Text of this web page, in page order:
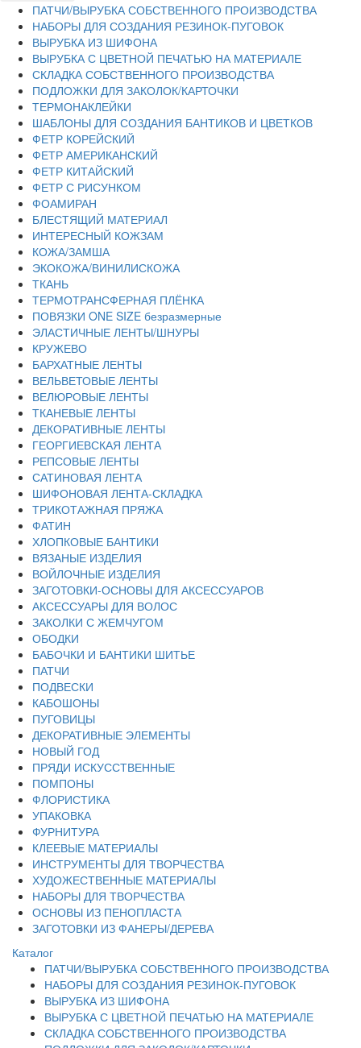
ПАТЧИ/ВЫРУБКА СОБСТВЕННОГО ПРОИЗВОДСТВА
НАБОРЫ ДЛЯ СОЗДАНИЯ РЕЗИНОК-ПУГОВОК
ВЫРУБКА ИЗ ШИФОНА
ВЫРУБКА С ЦВЕТНОЙ ПЕЧАТЬЮ НА МАТЕРИАЛЕ
СКЛАДКА СОБСТВЕННОГО ПРОИЗВОДСТВА
ПОДЛОЖКИ ДЛЯ ЗАКОЛОК/КАРТОЧКИ
ТЕРМОНАКЛЕЙКИ
ШАБЛОНЫ ДЛЯ СОЗДАНИЯ БАНТИКОВ И ЦВЕТКОВ
ФЕТР КОРЕЙСКИЙ
ФЕТР АМЕРИКАНСКИЙ
ФЕТР КИТАЙСКИЙ
ФЕТР С РИСУНКОМ
ФОАМИРАН
БЛЕСТЯЩИЙ МАТЕРИАЛ
ИНТЕРЕСНЫЙ КОЖЗАМ
КОЖА/ЗАМША
ЭКОКОЖА/ВИНИЛИСКОЖА
ТКАНЬ
ТЕРМОТРАНСФЕРНАЯ ПЛЁНКА
ПОВЯЗКИ ONE SIZE безразмерные
ЭЛАСТИЧНЫЕ ЛЕНТЫ/ШНУРЫ
КРУЖЕВО
БАРХАТНЫЕ ЛЕНТЫ
ВЕЛЬВЕТОВЫЕ ЛЕНТЫ
ВЕЛЮРОВЫЕ ЛЕНТЫ
ТКАНЕВЫЕ ЛЕНТЫ
ДЕКОРАТИВНЫЕ ЛЕНТЫ
ГЕОРГИЕВСКАЯ ЛЕНТА
РЕПСОВЫЕ ЛЕНТЫ
САТИНОВАЯ ЛЕНТА
ШИФОНОВАЯ ЛЕНТА-СКЛАДКА
ТРИКОТАЖНАЯ ПРЯЖА
ФАТИН
ХЛОПКОВЫЕ БАНТИКИ
ВЯЗАНЫЕ ИЗДЕЛИЯ
ВОЙЛОЧНЫЕ ИЗДЕЛИЯ
ЗАГОТОВКИ-ОСНОВЫ ДЛЯ АКСЕССУАРОВ
АКСЕССУАРЫ ДЛЯ ВОЛОС
ЗАКОЛКИ С ЖЕМЧУГОМ
ОБОДКИ
БАБОЧКИ И БАНТИКИ ШИТЬЕ
ПАТЧИ
ПОДВЕСКИ
КАБОШОНЫ
ПУГОВИЦЫ
ДЕКОРАТИВНЫЕ ЭЛЕМЕНТЫ
НОВЫЙ ГОД
ПРЯДИ ИСКУССТВЕННЫЕ
ПОМПОНЫ
ФЛОРИСТИКА
УПАКОВКА
ФУРНИТУРА
КЛЕЕВЫЕ МАТЕРИАЛЫ
ИНСТРУМЕНТЫ ДЛЯ ТВОРЧЕСТВА
ХУДОЖЕСТВЕННЫЕ МАТЕРИАЛЫ
НАБОРЫ ДЛЯ ТВОРЧЕСТВА
ОСНОВЫ ИЗ ПЕНОПЛАСТА
ЗАГОТОВКИ ИЗ ФАНЕРЫ/ДЕРЕВА
Каталог
ПАТЧИ/ВЫРУБКА СОБСТВЕННОГО ПРОИЗВОДСТВА
НАБОРЫ ДЛЯ СОЗДАНИЯ РЕЗИНОК-ПУГОВОК
ВЫРУБКА ИЗ ШИФОНА
ВЫРУБКА С ЦВЕТНОЙ ПЕЧАТЬЮ НА МАТЕРИАЛЕ
СКЛАДКА СОБСТВЕННОГО ПРОИЗВОДСТВА